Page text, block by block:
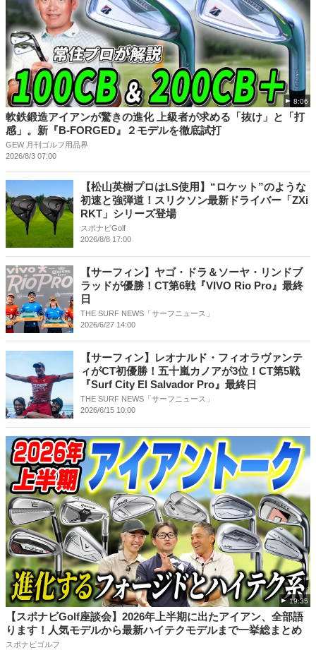
8:06
軟鉄鍛造アイアンが驚きの進化 上級者が求める「抜け」と「打
感」。新『B-FORGED』２モデルを徹底試打
GEW 月刊ゴルフ用品界
2026/8/3 07:00
【松山英樹プロはLS使用】“ロケット”のような
初速と強弾道！スリクソン最新ドライバー「ZXi
RKT」シリーズ登場
スポナビGolf
2026/8/8 17:00
【サーフィン】ヤゴ・ドラ＆ソーヤ・リンドブ
ラッドが優勝！CT第6戦『VIVO Rio Pro』最終
日
THE SURF NEWS「サーフニュース」
2026/6/27 14:00
【サーフィン】レオナルド・フィオラヴァンテ
ィがCT初優勝！五十嵐カノアが3位！CT第5戦
『Surf City El Salvador Pro』最終日
THE SURF NEWS「サーフニュース」
2026/6/15 10:00
19:35
【スポナビGolf座談会】2026年上半期に出たアイアン、全部語
ります！人気モデルから最新ハイテクモデルまで一挙総まとめ
スポナビゴルフ